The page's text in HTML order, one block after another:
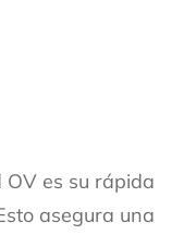
es su rápida
asegura una